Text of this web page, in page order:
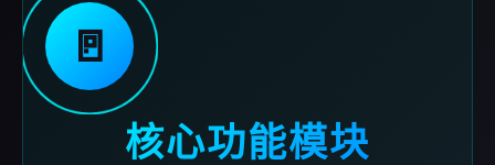
🚪
核心功能模块